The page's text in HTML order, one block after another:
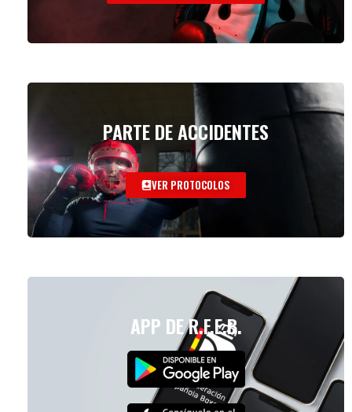
PARTE DE ACCIDENTES
VER PROTOCOLOS
APP DE R.F.E.B.